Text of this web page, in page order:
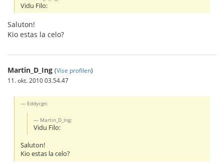
Vidu Filo:
Saluton!
Kio estas la celo?
Martin_D_Ing (Vise profilen)
11. okt. 2010 03.54.47
Eddycgn:
Martin_D_Ing:
Vidu Filo:
Saluton!
Kio estas la celo?